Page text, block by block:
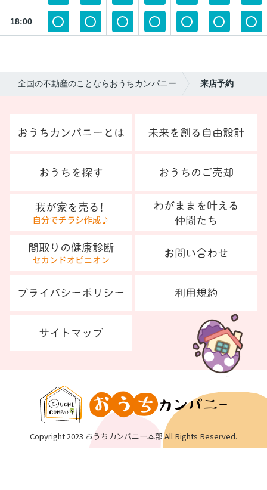
18:00
全国の不動産のことならおうちカンパニー 来店予約
Copyright 2023 おうちカンパニー本部 All Rights Reserved.